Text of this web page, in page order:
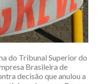
do Tribunal Superior do
Brasileira de
decisão que anulou a